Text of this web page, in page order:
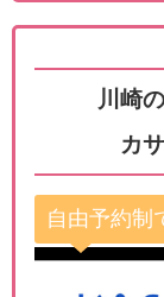
川崎
カ
自由予約制